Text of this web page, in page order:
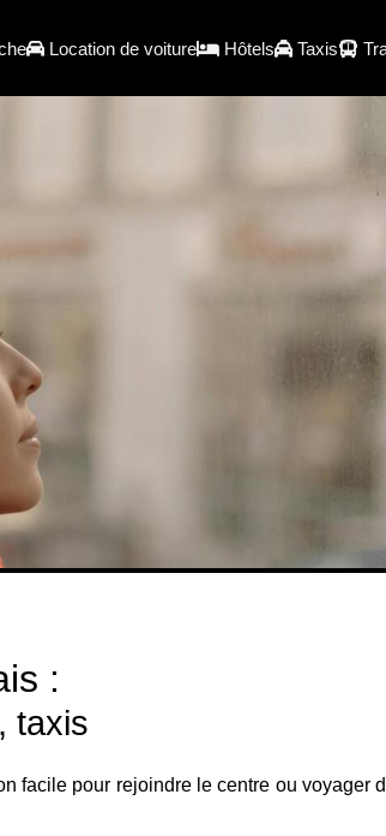
Location de voiture Hôtels Taxis
:
taxis
facile pour rejoindre le centre ou voyager